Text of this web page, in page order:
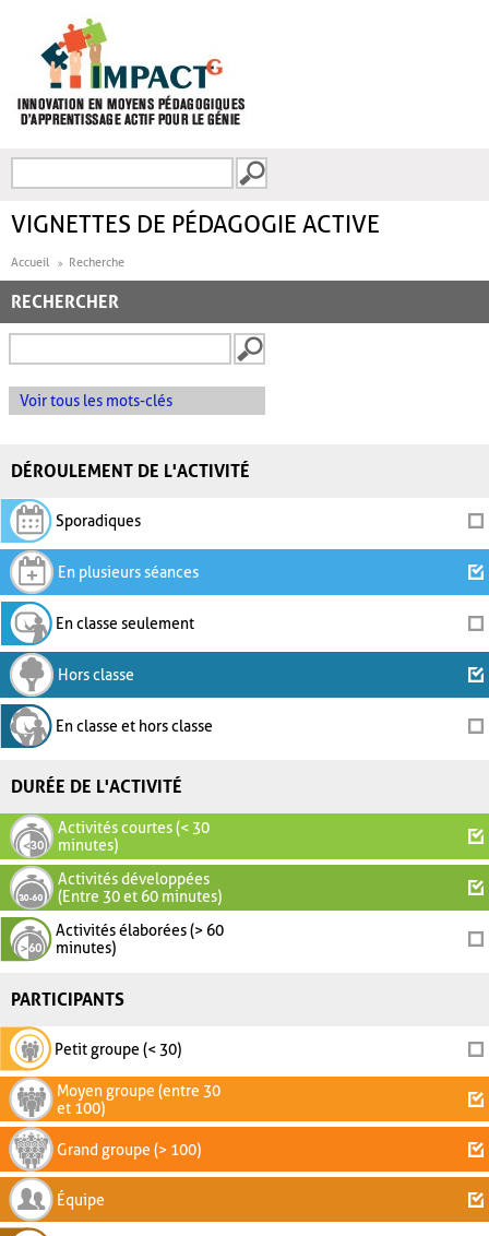
FORMULAIRE DE
VIGNETTES DE PÉDAGOGIE ACTIVE
Accueil Recherche
RECHERCHER
Voir tous les mots-clés
DÉROULEMENT DE L'ACTIVITÉ
Sporadiques
En plusieurs séances
En classe seulement
Hors classe
En classe et hors classe
DURÉE DE L'ACTIVITÉ
Activités courtes (< 30
minutes)
Activités développées
(Entre 30 et 60 minutes)
Activités élaborées (> 60
minutes)
PARTICIPANTS
Petit groupe (< 30)
Moyen groupe (entre 30
et 100)
Grand groupe (> 100)
Équipe